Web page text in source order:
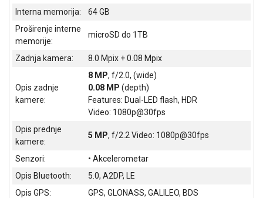
FITNES
BAŠTA
OUTLET
IGRAČKE
Interna memorija:
64 GB
Proširenje interne
memorije:
microSD do 1TB
Zadnja kamera: 8.0 Mpix + 0.08 Mpix
Opis zadnje
kamere:
8 MP, f/2.0, (wide)
0.08 MP (depth)
Features: Dual-LED flash, HDR
Video: 1080p@30fps
Opis prednje
kamere:
5 MP, f/2.2 Video: 1080p@30fps
Senzori:
• Akcelerometar
Opis Bluetooth:
5.0, A2DP, LE
Opis GPS:
GPS, GLONASS, GALILEO, BDS